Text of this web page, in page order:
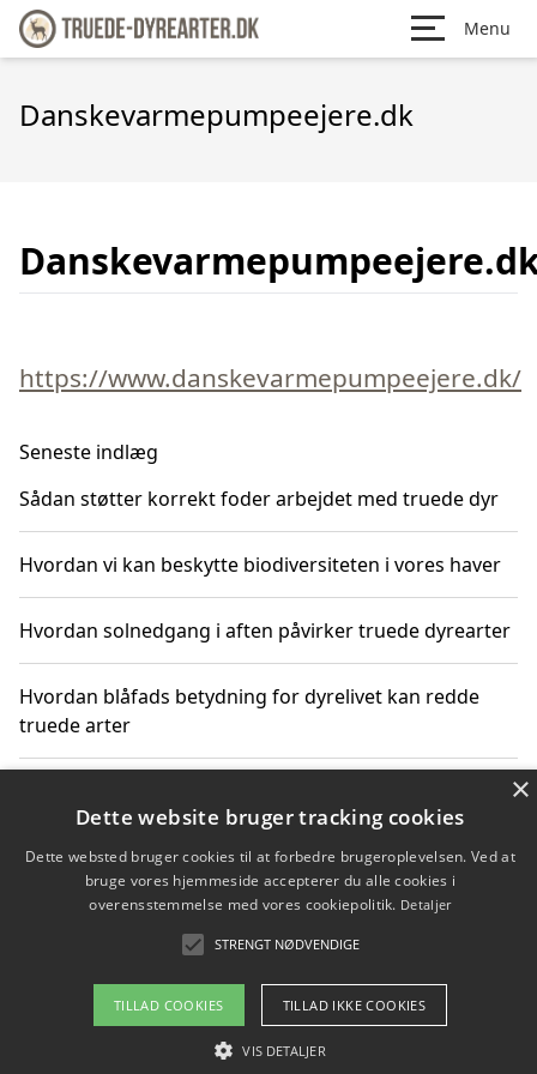
Menu
Danskevarmepumpeejere.dk
https://www.danskevarmepumpeejere.dk/
Seneste indlæg
Sådan støtter korrekt foder arbejdet med truede dyr
Hvordan vi kan beskytte biodiversiteten i vores haver
Hvordan solnedgang i aften påvirker truede dyrearter
Hvordan blåfads betydning for dyrelivet kan redde
truede arter
af truede dyrearter
Copyright 2026 - Pilanto Aps
×
Dette website bruger tracking cookies
Dette websted bruger cookies til at forbedre brugeroplevelsen. Ved at
bruge vores hjemmeside accepterer du alle cookies i
overensstemmelse med vores cookiepolitik. Detaljer
STRENGT NØDVENDIGE
TILLAD COOKIES TILLAD IKKE COOKIES
VIS DETALJER